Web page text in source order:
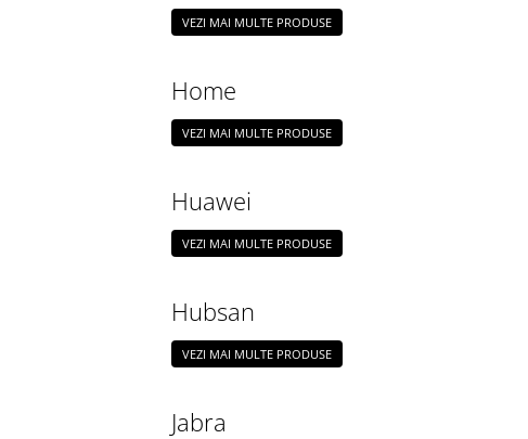
VEZI MAI MULTE PRODUSE
Home
VEZI MAI MULTE PRODUSE
Huawei
VEZI MAI MULTE PRODUSE
Hubsan
VEZI MAI MULTE PRODUSE
Jabra